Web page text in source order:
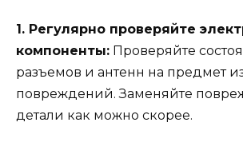
1. Регулярно проверяйте
компоненты: Проверяйте
разъемов и антенн на предмет
повреждений. Заменяйте
детали как можно скорее.